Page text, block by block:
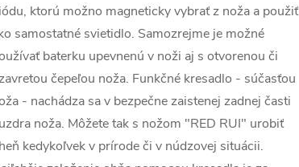
ktorú možno magneticky vybrať z noža a použiť
samostatné svietidlo. Samozrejme je možné
baterku upevnenú v noži aj s otvorenou či
čepeľou noža. Funkčné kresadlo - súčasťou
- nachádza sa v bezpečne zaistenej zadnej časti
noža. Môžete tak s nožom "RED RUI" urobiť
kedykoľvek v prírode či v núdzovej situácii.